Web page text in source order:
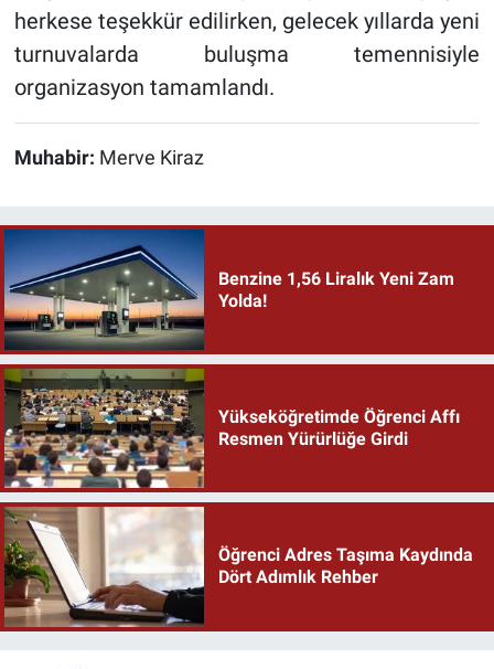
herkese teşekkür edilirken, gelecek yıllarda yeni
turnuvalarda buluşma temennisiyle
organizasyon tamamlandı.
Muhabir: Merve Kiraz
Benzine 1,56 Liralık Yeni Zam
Yolda!
Yükseköğretimde Öğrenci Affı
Resmen Yürürlüğe Girdi
Öğrenci Adres Taşıma Kaydında
Dört Adımlık Rehber